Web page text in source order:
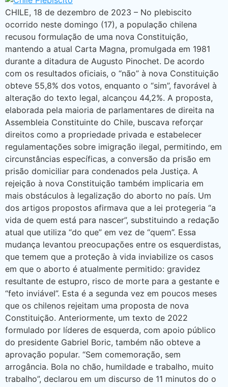
CHILE, 18 de dezembro de 2023 – No plebiscito
ocorrido neste domingo (17), a população chilena
recusou formulação de uma nova Constituição,
mantendo a atual Carta Magna, promulgada em 1981
durante a ditadura de Augusto Pinochet. De acordo
com os resultados oficiais, o “não” à nova Constituição
obteve 55,8% dos votos, enquanto o “sim”, favorável à
alteração do texto legal, alcançou 44,2%. A proposta,
elaborada pela maioria de parlamentares de direita na
Assembleia Constituinte do Chile, buscava reforçar
direitos como a propriedade privada e estabelecer
regulamentações sobre imigração ilegal, permitindo, em
circunstâncias específicas, a conversão da prisão em
prisão domiciliar para condenados pela Justiça. A
rejeição à nova Constituição também implicaria em
mais obstáculos à legalização do aborto no país. Um
dos artigos propostos afirmava que a lei protegeria “a
vida de quem está para nascer”, substituindo a redação
atual que utiliza “do que” em vez de “quem”. Essa
mudança levantou preocupações entre os esquerdistas,
que temem que a proteção à vida inviabilize os casos
em que o aborto é atualmente permitido: gravidez
resultante de estupro, risco de morte para a gestante e
“feto inviável”. Esta é a segunda vez em poucos meses
que os chilenos rejeitam uma proposta de nova
Constituição. Anteriormente, um texto de 2022
formulado por líderes de esquerda, com apoio público
do presidente Gabriel Boric, também não obteve a
aprovação popular. “Sem comemoração, sem
arrogância. Bola no chão, humildade e trabalho, muito
trabalho”, declarou em um discurso de 11 minutos do o